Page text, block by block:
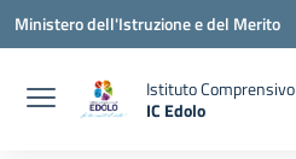
Vai ai contenuti
Vai al menu di navigazione
Vai al footer
Ministero dell'Istruzione e del Merito
Istituto Comprensivo
IC Edolo